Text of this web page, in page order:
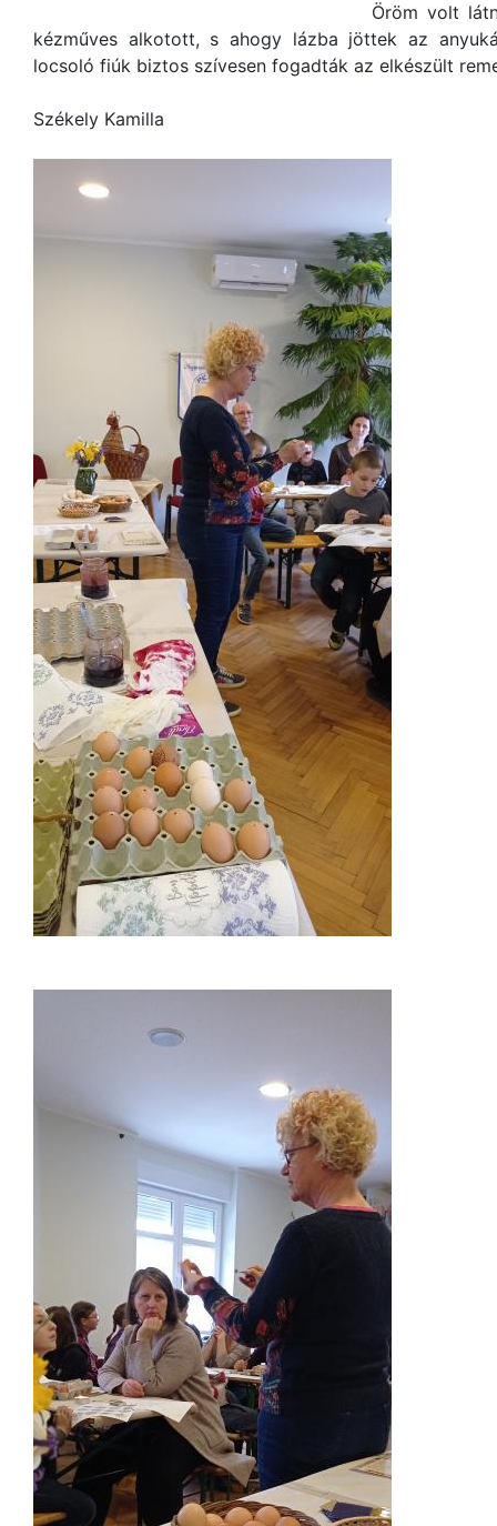
Öröm volt
kézműves alkotott, s ahogy lázba jöttek az
locsoló fiúk biztos szívesen fogadták az elkészült
Székely Kamilla